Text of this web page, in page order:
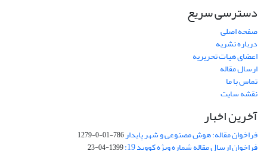
دسترسی سریع
صفحه اصلی
درباره نشریه
اعضای هیات تحریریه
ارسال مقاله
تماس با ما
نقشه سایت
آخرین اخبار
فراخوان مقاله: هوش مصنوعی و شهر پایدار786-01-0-1279
فراخوان ارسال مقاله شماره ویژه کووید 19: 1399-04-23